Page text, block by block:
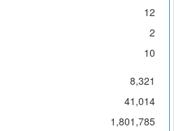
12
2
10
8,321
41,014
1,801,785